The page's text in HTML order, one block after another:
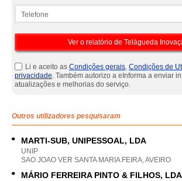
Li e aceito as Condições gerais, Condições de
privacidade. Também autorizo a eInforma a enviar
atualizações e melhorias do serviço.
Outros utilizadores pesquisaram
MARTI-SUB, UNIPESSOAL, LDA
UNIP
SAO JOAO VER SANTA MARIA FEIRA, AVEIRO
MÁRIO FERREIRA PINTO & FILHOS, LDA